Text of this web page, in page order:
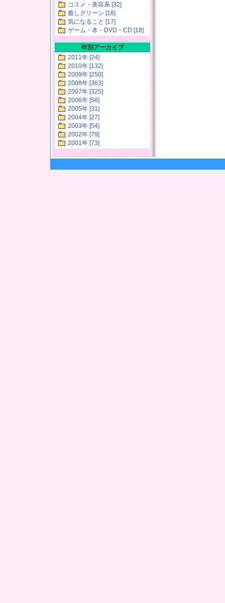
コスメ・美容系 [32]
癒しグリーン [18]
気になること [17]
ゲーム・本・DVD・CD [18]
年別アーカイブ
2011年 [24]
2010年 [132]
2009年 [250]
2008年 [363]
2007年 [325]
2006年 [56]
2005年 [31]
2004年 [27]
2003年 [54]
2002年 [79]
2001年 [73]